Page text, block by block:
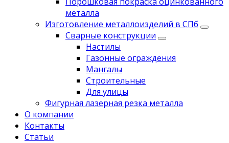
металла
Изготовление металлоизделий в СПб
Сварные конструкции
Настилы
Газонные ограждения
Мангалы
Строительные
Для улицы
Фигурная лазерная резка металла
О компании
Контакты
Статьи